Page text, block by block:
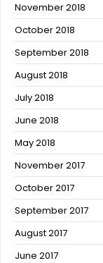
November 2018
October 2018
September 2018
August 2018
July 2018
June 2018
May 2018
November 2017
October 2017
September 2017
August 2017
June 2017